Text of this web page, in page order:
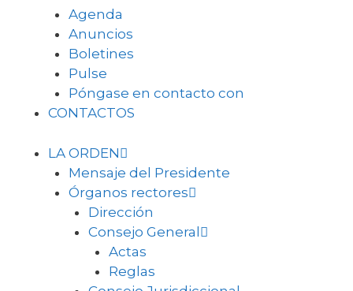
Agenda
Anuncios
Boletines
Pulse
Póngase en contacto con
CONTACTOS
LA ORDEN
Mensaje del Presidente
Órganos rectores
Dirección
Consejo General
Actas
Reglas